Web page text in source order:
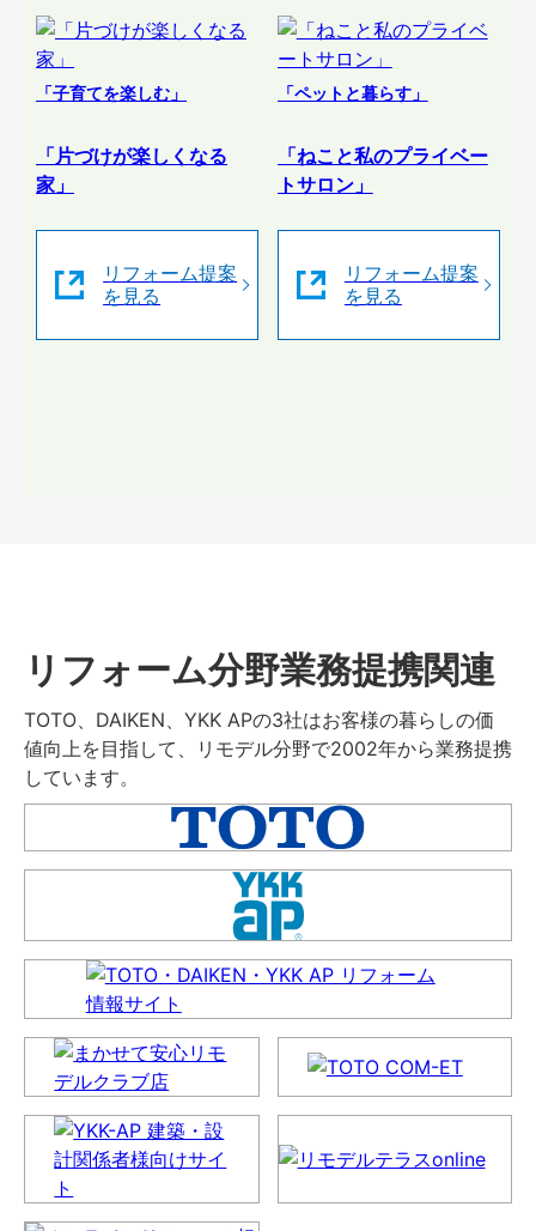
「子育てを楽しむ」
「片づけが楽しくなる
家」
リフォーム提案
を見る
「ペットと暮らす」
「ねこと私のプライベー
トサロン」
リフォーム提案
を見る
リフォーム分野業務提携関連
TOTO、DAIKEN、YKK APの3社はお客様の暮らしの価
値向上を目指して、リモデル分野で2002年から業務提携
しています。